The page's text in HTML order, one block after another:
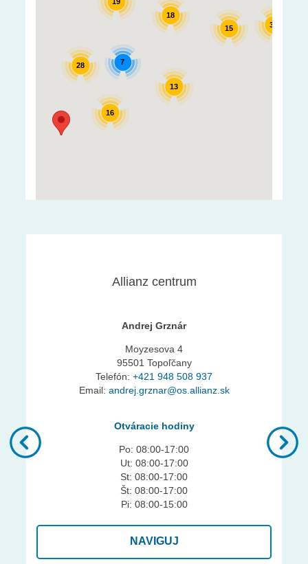
28
15
18
35
16
13
7
Allianz centrum
Andrej Grznár
Moyzesova 4
95501 Topoľčany
Telefón:+421 948 508 937
Email: andrej.grznar@os.allianz.sk
Otváracie hodiny
Po: 08:00-17:00
Ut: 08:00-17:00
St: 08:00-17:00
Št: 08:00-17:00
Pi: 08:00-15:00
NAVIGUJ